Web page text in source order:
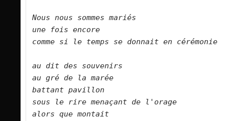
Nous nous sommes mariés
une fois encore
comme si le temps se donnait en cérémonie
au dit des souvenirs
au gré de la marée
battant pavillon
sous le rire menaçant de l'orage
alors que montait